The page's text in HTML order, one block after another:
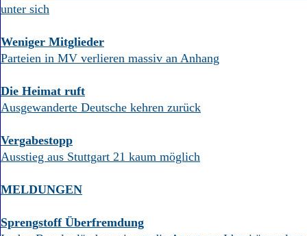
unter sich
Weniger Mitglieder
Parteien in MV verlieren massiv an Anhang
Die Heimat ruft
Ausgewanderte Deutsche kehren zurück
Vergabestopp
Ausstieg aus Stuttgart 21 kaum möglich
MELDUNGEN
Sprengstoff Überfremdung